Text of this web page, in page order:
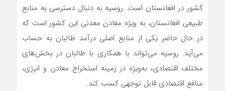
کشور در افغانستان است. روسیه به دنبال دسترسی به منابع
طبیعی افغانستان، به ویژه معادن معدنی این کشور است که
در حال حاضر یکی از منابع اصلی درآمد طالبان به حساب
می‌آید. روسیه می‌تواند با همکاری با طالبان در بخش‌های
مختلف اقتصادی، به‌ویژه در زمینه استخراج معادن و انرژی،
منافع اقتصادی قابل توجهی کسب کند.